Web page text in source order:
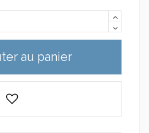
au panier